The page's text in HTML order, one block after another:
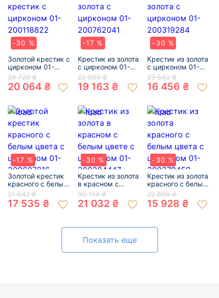
-30 %
Золотой крестик с
цирконом 01-
200118822
28 728 ₴
20 064 ₴
-17 %
Крестик из золота
с цирконом 01-
200762041
22 995 ₴
19 163 ₴
-30 %
Крестик из золота
с цирконом 01-
200319284
23 562 ₴
16 456 ₴
-17 %
Золотой крестик
красного с белым
цвета с цирконом
01-200607816
21 042 ₴
17 535 ₴
-30 %
Крестик из золота
в красном с
белым цвете с
цирконом 01-
200284447
30 114 ₴
21 032 ₴
-30 %
Крестик из золота
красного с белым
цвета с цирконом
01-200379459
22 806 ₴
15 928 ₴
Показать еще